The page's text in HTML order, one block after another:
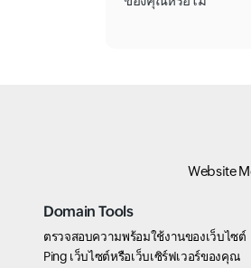
Website
Domain Tools
ตรวจสอบความพร้อมใช้งานของเว็บไซต์
Ping เว็บไซต์หรือเว็บเซิร์ฟเวอร์ของคุณ